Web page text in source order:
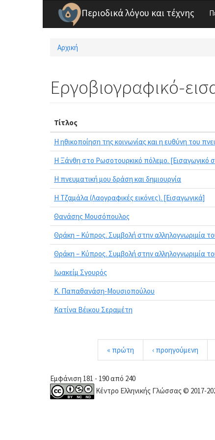
Παράκαμψη προς το κυρίως περιεχόμενο
Περιοδικά λόγου και τέχνης
Είστε εδώ
Αρχική
Εργοβιογραφικό-
Τίτλος
Η ηθικοποίηση της κοινωνίας και η ευθύνη του
Η Ξάνθη στο Ρωσοτουρκικό πόλεμο. [Εισαγωγικό
Η πνευματική μου δράση και δημιουργία
Η Τζαμάλα (Λαογραφικές εικόνες). [Εισαγωγικά]
Θανάσης Μουσόπουλος
Θράκη – Κύπρος. Συμβολή στην αλληλογνωριμία
Θράκη – Κύπρος. Συμβολή στην αλληλογνωριμία
Ιωακείμ Σγουρός
Κ. Παπαθανάση-Μουσιοπούλου
Κατίνα Βέικου Σεραμέτη
« πρώτη ‹ προηγούμενη
Εμφάνιση 181 - 190 από 240
Κέντρο Ελληνικής Γλώσσας © 2017-